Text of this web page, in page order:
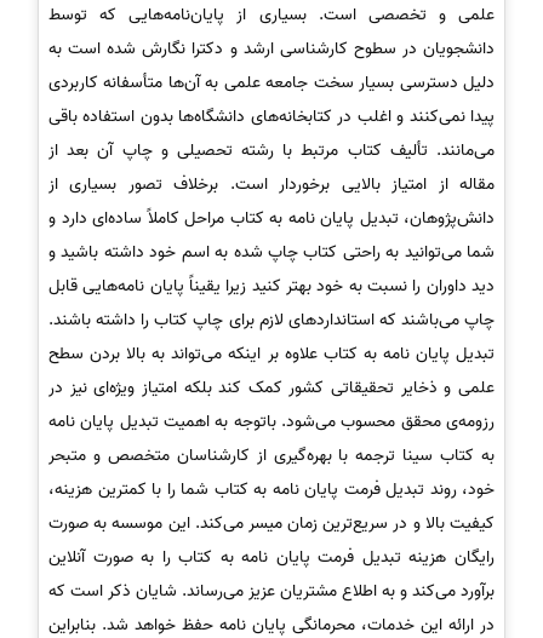
علمی و تخصصی است. بسیاری از پایان‌نامه‌هایی که توسط
دانشجویان در سطوح کارشناسی ارشد و دکترا نگارش شده است به
دلیل دسترسی بسیار سخت جامعه علمی به آن‌ها متأسفانه کاربردی
پیدا نمی‌کنند و اغلب در کتابخانه‌های دانشگاه‌ها بدون استفاده باقی
‍‌می‌مانند. تألیف کتاب مرتبط با رشته تحصیلی و چاپ آن بعد از
مقاله از امتیاز بالایی برخوردار است. برخلاف تصور بسیاری از
دانش‌پژوهان، تبدیل پایان نامه به کتاب مراحل کاملاً ساده‌ای دارد و
شما می‌توانید به راحتی کتاب چاپ شده به اسم خود داشته باشید و
دید داوران را نسبت به خود بهتر ‌کنید زیرا یقیناً پایان نامه‌هایی قابل
چاپ می‌باشند که استانداردهای لازم برای چاپ کتاب را داشته باشند.
تبدیل پایان­ نامه به کتاب علاوه بر اینکه می‌تواند به بالا بردن سطح
علمی و ذخایر تحقیقاتی کشور کمک کند بلکه امتیاز ویژه‌ای نیز در
رزومه‌ی محقق محسوب می‌شود. باتوجه به اهمیت تبدیل پایان نامه
به کتاب سینا ترجمه با بهره‌گیری از کارشناسان متخصص و متبحر
خود، روند تبدیل فرمت پایان نامه به کتاب شما را با کمترین هزینه،
کیفیت بالا و در سریع‌ترین زمان میسر می‌کند. این موسسه به صورت
رایگان هزینه تبدیل فرمت پایان نامه به کتاب را به صورت آنلاین
برآورد می‌کند و به اطلاع مشتریان عزیز می‌رساند. شایان ذکر است که
در ارائه این خدمات، محرمانگی پایان نامه حفظ خواهد شد. بنابراین